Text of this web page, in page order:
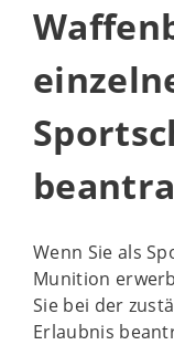
Wenn Sie als
Munition
Sie bei der
Erlaubnis